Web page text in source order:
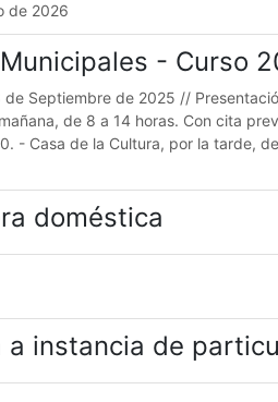
de 2026
- Curso
Septiembre de 2025 //
de 8 a 14 horas. Con cita
- Casa de la Cultura, por la tarde,
doméstica
a instancia de